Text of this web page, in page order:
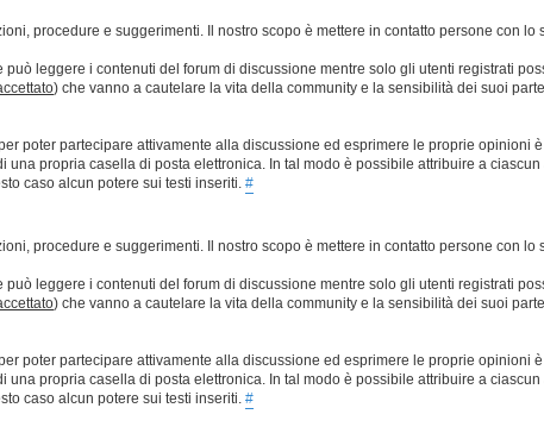
procedure e suggerimenti. Il nostro scopo è mettere in contatto persone con
leggere i contenuti del forum di discussione mentre solo gli utenti registrati
) che vanno a cautelare la vita della community e la sensibilità dei suoi
poter partecipare attivamente alla discussione ed esprimere le proprie opinioni
propria casella di posta elettronica. In tal modo è possibile attribuire a
caso alcun potere sui testi inseriti. #
procedure e suggerimenti. Il nostro scopo è mettere in contatto persone con
leggere i contenuti del forum di discussione mentre solo gli utenti registrati
) che vanno a cautelare la vita della community e la sensibilità dei suoi
poter partecipare attivamente alla discussione ed esprimere le proprie opinioni
propria casella di posta elettronica. In tal modo è possibile attribuire a
caso alcun potere sui testi inseriti. #